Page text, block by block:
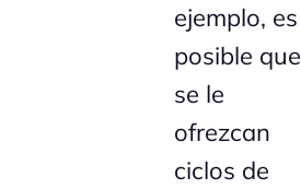
ejemplo, es
posible que
se le
ofrezcan
ciclos de